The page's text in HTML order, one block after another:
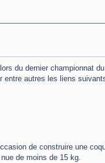
du dernier championnat
entre autres les liens
de construire une
de moins de 15 kg.